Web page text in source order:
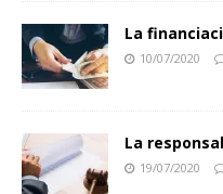
La
10/07/2020
La
19/07/2020